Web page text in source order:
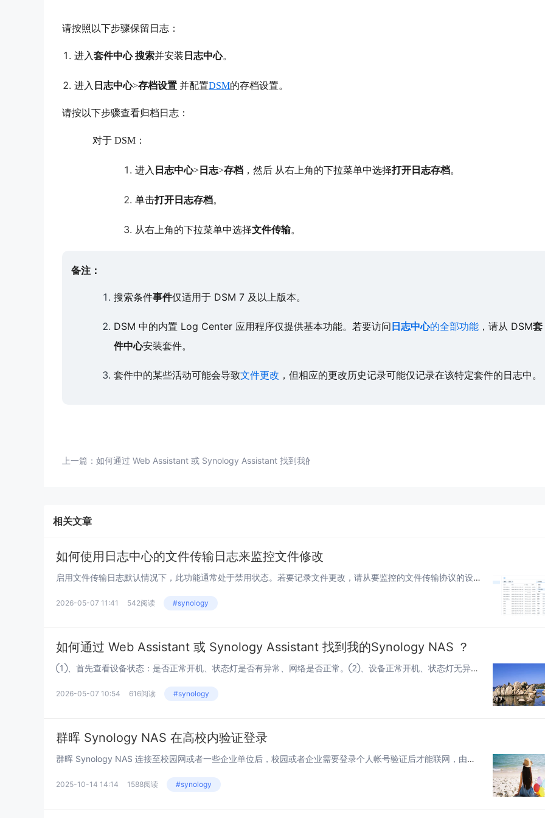
请按照以下步骤保留日志：
进入套件中心 搜索并安装 日志中心。
进入 日志中心>存档设置 并配置DSM的存档设置。
请按以下步骤查看归档日志：
对于 DSM：
进入 日志中心> 日志>存档 ，然后 从右上角的下拉菜单中选择打开日志存档。
单击打开日志存档。
从右上角的下拉菜单中选择文件传输。
备注：
搜索条件事件仅适用于 DSM 7 及以上版本。
DSM 中的内置 Log Center 应用程序仅提供基本功能。若要访问 日志中心的全部功能 ，请从 DSM套
件中心安装套件。
套件中的某些活动可能会导致文件更改 ，但相应的更改历史记录可能仅记录在该特定套件的日志中。
上一篇： 如何通过 Web Assistant 或 Synology Assistant 找到我的Synology NAS ？
相关文章
如何使用日志中心的文件传输日志来监控文件修改
启用文件传输日志默认情况下，此功能通常处于禁用状态。若要记录文件更改，请从要监控的文件传输协议的设置中启用传输日志。（控...
2026-05-07 11:41 542阅读 #synology
如何通过 Web Assistant 或 Synology Assistant 找到我的Synology NAS ？
①、首先查看设备状态：是否正常开机、状态灯是否有异常、网络是否正常。②、设备正常开机、状态灯无异常情况下进行以下操作如何...
2026-05-07 10:54 616阅读 #synology
群晖 Synology NAS 在高校内验证登录
群晖 Synology NAS 连接至校园网或者一些企业单位后，校园或者企业需要登录个人帐号验证后才能联网，由于群晖本身...
2025-10-14 14:14 1588阅读 #synology